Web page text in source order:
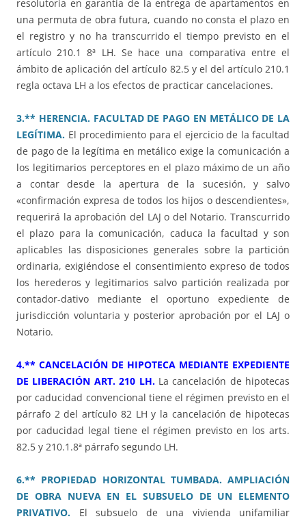
resolutoria en garantía de la entrega de apartamentos en
una permuta de obra futura, cuando no consta el plazo en
el registro y no ha transcurrido el tiempo previsto en el
artículo 210.1 8ª LH. Se hace una comparativa entre el
ámbito de aplicación del artículo 82.5 y el del artículo 210.1
regla octava LH a los efectos de practicar cancelaciones.
3.** HERENCIA. FACULTAD DE PAGO EN METÁLICO DE LA
LEGÍTIMA. El procedimiento para el ejercicio de la facultad
de pago de la legítima en metálico exige la comunicación a
los legitimarios perceptores en el plazo máximo de un año
a contar desde la apertura de la sucesión, y salvo
«confirmación expresa de todos los hijos o descendientes»,
requerirá la aprobación del LAJ o del Notario. Transcurrido
el plazo para la comunicación, caduca la facultad y son
aplicables las disposiciones generales sobre la partición
ordinaria, exigiéndose el consentimiento expreso de todos
los herederos y legitimarios salvo partición realizada por
contador-dativo mediante el oportuno expediente de
jurisdicción voluntaria y posterior aprobación por el LAJ o
Notario.
4.** CANCELACIÓN DE HIPOTECA MEDIANTE EXPEDIENTE
DE LIBERACIÓN ART. 210 LH.La cancelación de hipotecas
por caducidad convencional tiene el régimen previsto en el
párrafo 2 del artículo 82 LH y la cancelación de hipotecas
por caducidad legal tiene el régimen previsto en los arts.
82.5 y 210.1.8ª párrafo segundo LH.
6.** PROPIEDAD HORIZONTAL TUMBADA. AMPLIACIÓN
DE OBRA NUEVA EN EL SUBSUELO DE UN ELEMENTO
PRIVATIVO. El subsuelo de una vivienda unifamiliar